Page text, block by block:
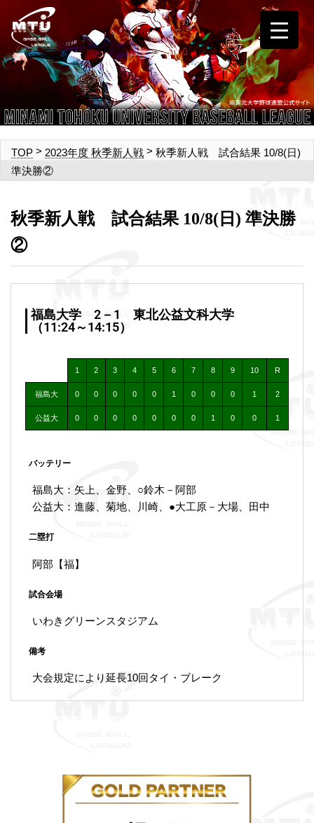
TOP > 2023年度 秋季新人戦 > 秋季新人戦 試合結果 10/8(日)
準決勝②
秋季新人戦 試合結果 10/8(日) 準決勝
②
福島大学 2－1 東北公益文科大学
（11:24～14:15）
1 2 3 4 5 6 7 8 9 10 R
福島大 0 0 0 0 0 1 0 0 0 1 2
公益大 0 0 0 0 0 0 0 1 0 0 1
バッテリー
福島大：矢上、金野、○鈴木－阿部
公益大：進藤、菊地、川崎、●大工原－大場、田中
二塁打
阿部【福】
試合会場
いわきグリーンスタジアム
備考
大会規定により延長10回タイ・ブレーク